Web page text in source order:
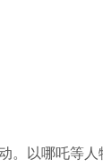
以哪吒等人